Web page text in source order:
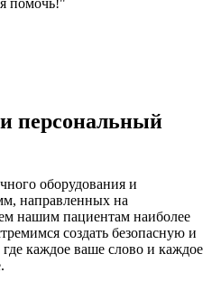
персональный
оборудования и
направленных на
нашим пациентам наиболее
создать безопасную и
каждое ваше слово и каждое